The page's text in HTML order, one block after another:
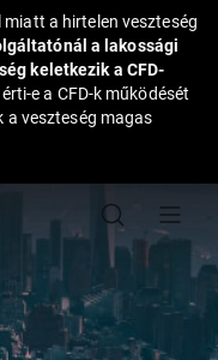
a hirtelen veszteség
a lakossági
keletkezik a CFD-
e a CFD-k működését
a veszteség magas